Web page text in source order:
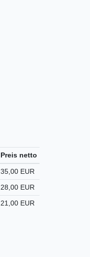
Preis netto
35,00 EUR
28,00 EUR
21,00 EUR